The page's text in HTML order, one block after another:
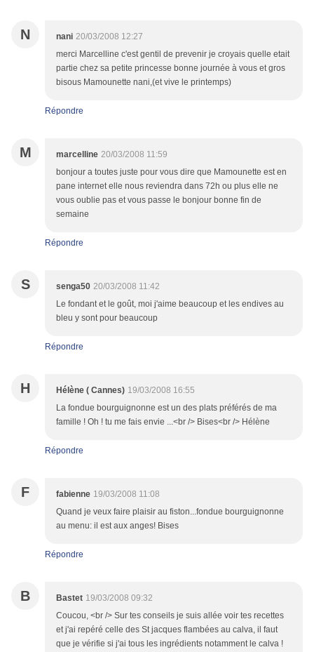
N nani 20/03/2008 12:27
merci Marcelline c'est gentil de prevenir je croyais quelle etait
partie chez sa petite princesse bonne journée à vous et gros
bisous Mamounette nani,(et vive le printemps)
Répondre
M marcelline 20/03/2008 11:59
bonjour a toutes juste pour vous dire que Mamounette est en
pane internet elle nous reviendra dans 72h ou plus elle ne
vous oublie pas et vous passe le bonjour bonne fin de
semaine
Répondre
S senga50 20/03/2008 11:42
Le fondant et le goût, moi j'aime beaucoup et les endives au
bleu y sont pour beaucoup
Répondre
H Hélène ( Cannes) 19/03/2008 16:55
La fondue bourguignonne est un des plats préférés de ma
famille ! Oh ! tu me fais envie ...<br /> Bises<br /> Hélène
Répondre
F fabienne 19/03/2008 11:08
Quand je veux faire plaisir au fiston...fondue bourguignonne
au menu: il est aux anges! Bises
Répondre
B Bastet 19/03/2008 09:32
Coucou, <br /> Sur tes conseils je suis allée voir tes recettes
et j'ai repéré celle des St jacques flambées au calva, il faut
que je vérifie si j'ai tous les ingrédients notamment le calva !